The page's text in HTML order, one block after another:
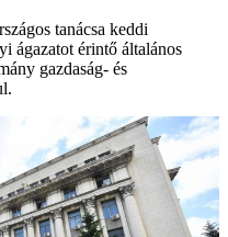
tanácsa keddi
ágazatot érintő általános
gazdaság- és